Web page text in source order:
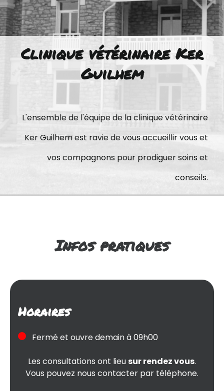
Clinique vétérinaire Ker
Guilhem
L'ensemble de l'équipe de la clinique vétérinaire
Ker Guilhem est ravie de vous accueillir vous et
vos compagnons pour prodiguer soins et
conseils.
Infos pratiques
Horaires
Fermé et ouvre demain à 09h00
Les consultations ont lieu sur rendez vous.
Vous pouvez nous contacter par téléphone.